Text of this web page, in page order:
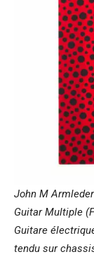
John M
Guitar Multiple
Guitare
tendu sur